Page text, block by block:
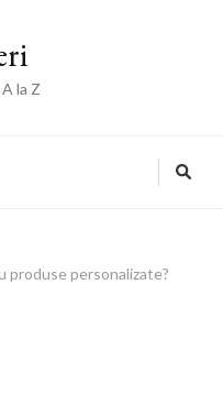
la Z
produse personalizate?